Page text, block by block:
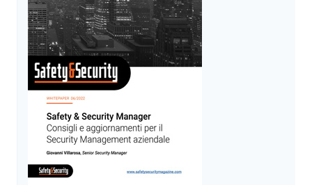
FUTURO
DIGITALE